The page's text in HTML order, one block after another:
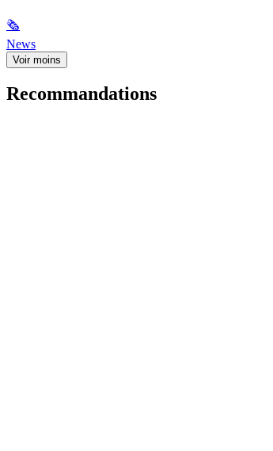
🗞
News
Voir moins
Recommandations